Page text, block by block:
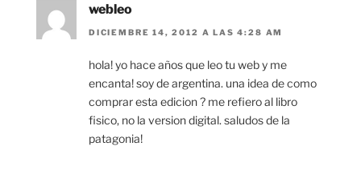
webleo
DICIEMBRE 14, 2012 A LAS 4:28 AM
hola! yo hace años que leo tu web y me
encanta! soy de argentina. una idea de como
comprar esta edicion ? me refiero al libro
fisico, no la version digital. saludos de la
patagonia!